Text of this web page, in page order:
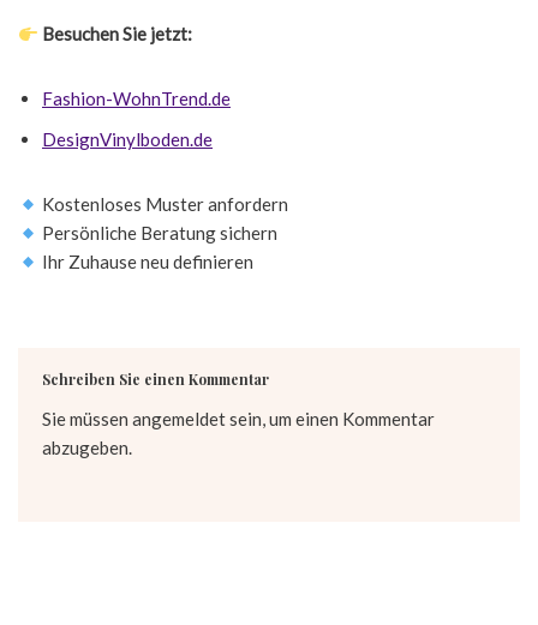
Besuchen Sie jetzt:
Fashion-WohnTrend.de
DesignVinylboden.de
Kostenloses Muster anfordern
Persönliche Beratung sichern
Ihr Zuhause neu definieren
Schreiben Sie einen Kommentar
Sie müssen angemeldetsein, um einen Kommentar
abzugeben.